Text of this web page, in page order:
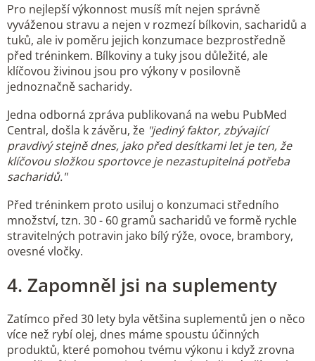
Pro nejlepší výkonnost musíš mít nejen správně
vyváženou stravu a nejen v rozmezí bílkovin, sacharidů a
tuků, ale iv poměru jejich konzumace bezprostředně
před tréninkem. Bílkoviny a tuky jsou důležité, ale
klíčovou živinou jsou pro výkony v posilovně
jednoznačně sacharidy.
Jedna odborná zpráva publikovaná na webu PubMed
Central, došla k závěru, že "jediný faktor, zbývající
pravdivý stejně dnes, jako před desítkami let je ten, že
klíčovou složkou sportovce je nezastupitelná potřeba
sacharidů."
Před tréninkem proto usiluj o konzumaci středního
množství, tzn. 30 - 60 gramů sacharidů ve formě rychle
stravitelných potravin jako bílý rýže, ovoce, brambory,
ovesné vločky.
4. Zapomněl jsi na suplementy
Zatímco před 30 lety byla většina suplementů jen o něco
více než rybí olej, dnes máme spoustu účinných
produktů, které pomohou tvému ​​výkonu i když zrovna